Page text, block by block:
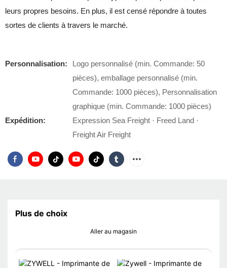
leurs propres besoins. En plus, il est censé répondre à toutes
sortes de clients à travers le marché.
Personnalisation:
Logo personnalisé (min. Commande: 50
pièces), emballage personnalisé (min.
Commande: 1000 pièces), Personnalisation
graphique (min. Commande: 1000 pièces)
Expédition:
Expression Sea Freight · Freed Land ·
Freight Air Freight
Plus de choix
Aller au magasin